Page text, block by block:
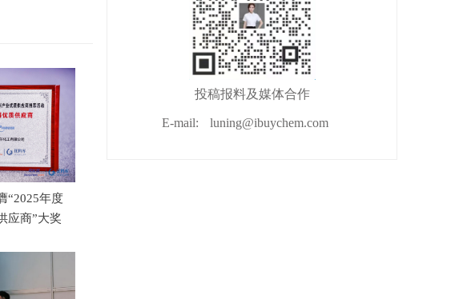
“2025年度
应商”大奖
投稿报料及媒体合作
E-mail: luning@ibuychem.com